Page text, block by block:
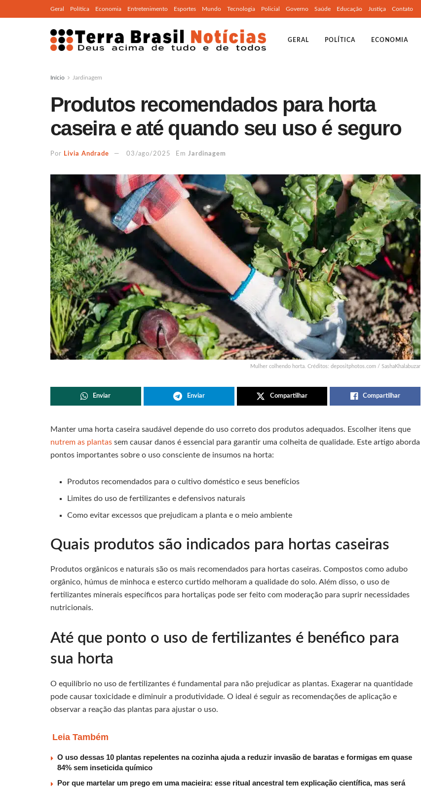
Geral Política Economia Entretenimento Esportes Mundo Tecnologia Policial Governo Saúde Educação Justiça Contato
GERAL POLÍTICA ECONOMIA
Início Jardinagem
Produtos recomendados para horta
caseira e até quando seu uso é seguro
Por Livia Andrade 03/ago/2025 Em Jardinagem
Mulher colhendo horta. Créditos: depositphotos.com / SashaKhalabuzar
Enviar Enviar Compartilhar Compartilhar
Manter uma horta caseira saudável depende do uso correto dos produtos adequados. Escolher itens que
nutrem as plantas sem causar danos é essencial para garantir uma colheita de qualidade. Este artigo aborda
pontos importantes sobre o uso consciente de insumos na horta:
Produtos recomendados para o cultivo doméstico e seus benefícios
Limites do uso de fertilizantes e defensivos naturais
Como evitar excessos que prejudicam a planta e o meio ambiente
Quais produtos são indicados para hortas caseiras
Produtos orgânicos e naturais são os mais recomendados para hortas caseiras. Compostos como adubo
orgânico, húmus de minhoca e esterco curtido melhoram a qualidade do solo. Além disso, o uso de
fertilizantes minerais específicos para hortaliças pode ser feito com moderação para suprir necessidades
nutricionais.
Até que ponto o uso de fertilizantes é benéfico para
sua horta
O equilíbrio no uso de fertilizantes é fundamental para não prejudicar as plantas. Exagerar na quantidade
pode causar toxicidade e diminuir a produtividade. O ideal é seguir as recomendações de aplicação e
observar a reação das plantas para ajustar o uso.
Leia Também
O uso dessas 10 plantas repelentes na cozinha ajuda a reduzir invasão de baratas e formigas em quase
84% sem inseticida químico
Por que martelar um prego em uma macieira: esse ritual ancestral tem explicação científica, mas será